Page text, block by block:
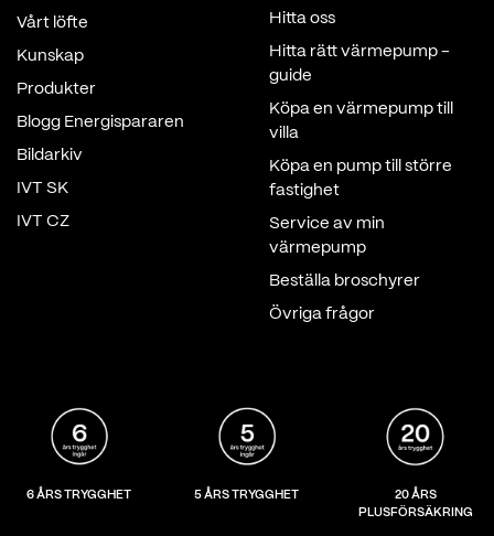
Vårt löfte
Kunskap
Produkter
Blogg Energispararen
Bildarkiv
IVT SK
IVT CZ
Hitta oss
Hitta rätt värmepump -
guide
Köpa en värmepump till
villa
Köpa en pump till större
fastighet
Service av min
värmepump
Beställa broschyrer
Övriga frågor
6 ÅRS TRYGGHET 5 ÅRS TRYGGHET
20 ÅRS
PLUSFÖRSÄKRING